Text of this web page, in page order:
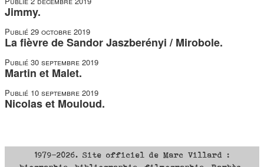
Jimmy.
Publié 29 octobre 2019
La fièvre de Sandor Jaszberényi / Mirobole.
Publié 30 septembre 2019
Martin et Malet.
Publié 10 septembre 2019
Nicolas et Mouloud.
1979-2026. Site officiel de Marc Villard :